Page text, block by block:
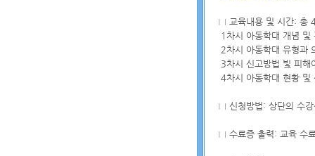
□ 교육내용 및 시간: 총
1차시 아동학대 개념 및
2차시 아동학대 유형과
3차시 신고방법 빛 피해
4차시 아동학대 현황 및
□ 신청방법: 상단의 수
□ 수료증 출력: 교육 수